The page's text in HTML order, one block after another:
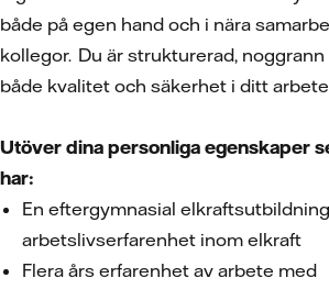
både på egen hand och i nära
kollegor. Du är strukturerad,
både kvalitet och säkerhet i ditt
Utöver dina personliga egenskaper
har:
En eftergymnasial
arbetslivserfarenhet inom elkraft
Flera års erfarenhet av arbete med